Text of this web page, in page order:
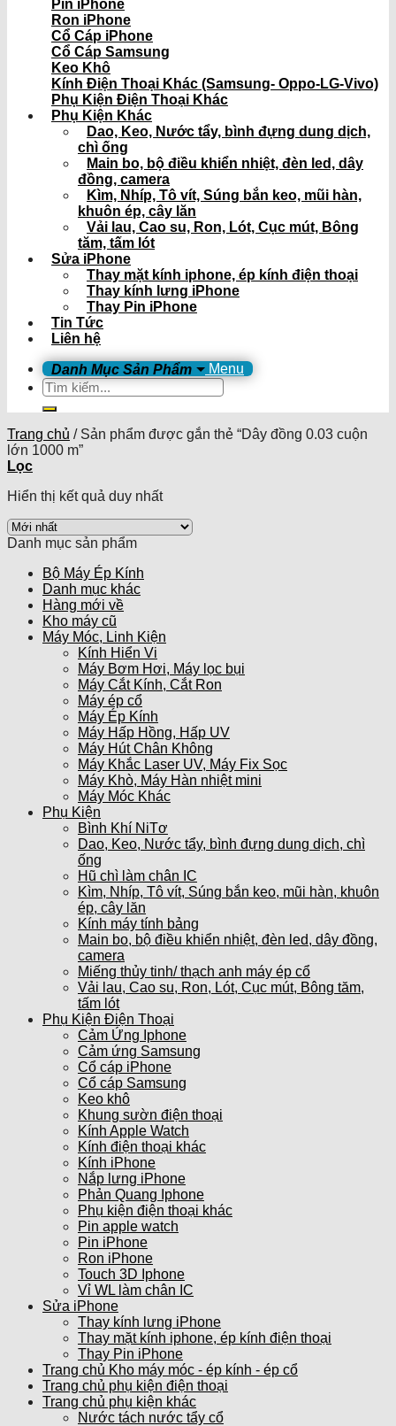
Pin iPhone
Ron iPhone
Cổ Cáp iPhone
Cổ Cáp Samsung
Keo Khô
Kính Điện Thoại Khác (Samsung- Oppo-LG-Vivo)
Phụ Kiện Điện Thoại Khác
Phụ Kiện Khác
Dao, Keo, Nước tẩy, bình đựng dung dịch,
chì ống
Main bo, bộ điều khiển nhiệt, đèn led, dây
đồng, camera
Kìm, Nhíp, Tô vít, Súng bắn keo, mũi hàn,
khuôn ép, cây lăn
Vải lau, Cao su, Ron, Lót, Cục mút, Bông
tăm, tấm lót
Sửa iPhone
Thay mặt kính iphone, ép kính điện thoại
Thay kính lưng iPhone
Thay Pin iPhone
Tin Tức
Liên hệ
Menu
Tìm
kiếm:
Trang chủ /Sản phẩm được gắn thẻ “Dây đồng 0.03 cuộn
lớn 1000 m”
Lọc
Hiển thị kết quả duy nhất
Danh mục sản phẩm
Bộ Máy Ép Kính
Danh mục khác
Hàng mới về
Kho máy cũ
Máy Móc, Linh Kiện
Kính Hiển Vi
Máy Bơm Hơi, Máy lọc bụi
Máy Cắt Kính, Cắt Ron
Máy ép cổ
Máy Ép Kính
Máy Hấp Hồng, Hấp UV
Máy Hút Chân Không
Máy Khắc Laser UV, Máy Fix Sọc
Máy Khò, Máy Hàn nhiệt mini
Máy Móc Khác
Phụ Kiện
Bình Khí NiTơ
Dao, Keo, Nước tẩy, bình đựng dung dịch, chì
ống
Hũ chì làm chân IC
Kìm, Nhíp, Tô vít, Súng bắn keo, mũi hàn, khuôn
ép, cây lăn
Kính máy tính bảng
Main bo, bộ điều khiển nhiệt, đèn led, dây đồng,
camera
Miếng thủy tinh/ thạch anh máy ép cổ
Vải lau, Cao su, Ron, Lót, Cục mút, Bông tăm,
tấm lót
Phụ Kiện Điện Thoại
Cảm Ứng Iphone
Cảm ứng Samsung
Cổ cáp iPhone
Cổ cáp Samsung
Keo khô
Khung sườn điện thoại
Kính Apple Watch
Kính điện thoại khác
Kính iPhone
Nắp lưng iPhone
Phản Quang Iphone
Phụ kiện điện thoại khác
Pin apple watch
Pin iPhone
Ron iPhone
Touch 3D Iphone
Vỉ WL làm chân IC
Sửa iPhone
Thay kính lưng iPhone
Thay mặt kính iphone, ép kính điện thoại
Thay Pin iPhone
Trang chủ Kho máy móc - ép kính - ép cổ
Trang chủ phụ kiện điện thoại
Trang chủ phụ kiện khác
Nước tách nước tẩy cổ